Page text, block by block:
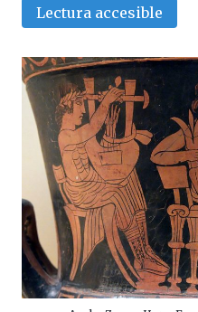
Lectura accesible